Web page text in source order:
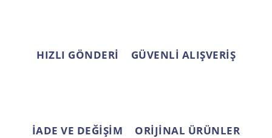
HIZLI GÖNDERİ GÜVENLİ ALIŞVERİŞ
İADE VE DEĞİŞİM ORİJİNAL ÜRÜNLER